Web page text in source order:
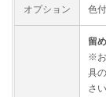
オプション 色
留
※お
具
さい